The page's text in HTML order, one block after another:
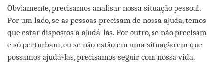
Obviamente, precisamos analisar nossa situação pessoal.
Por um lado, se as pessoas precisam de nossa ajuda, temos
que estar dispostos a ajudá-las. Por outro, se não precisam
e só perturbam, ou se não estão em uma situação em que
possamos ajudá-las, precisamos seguir com nossa vida.